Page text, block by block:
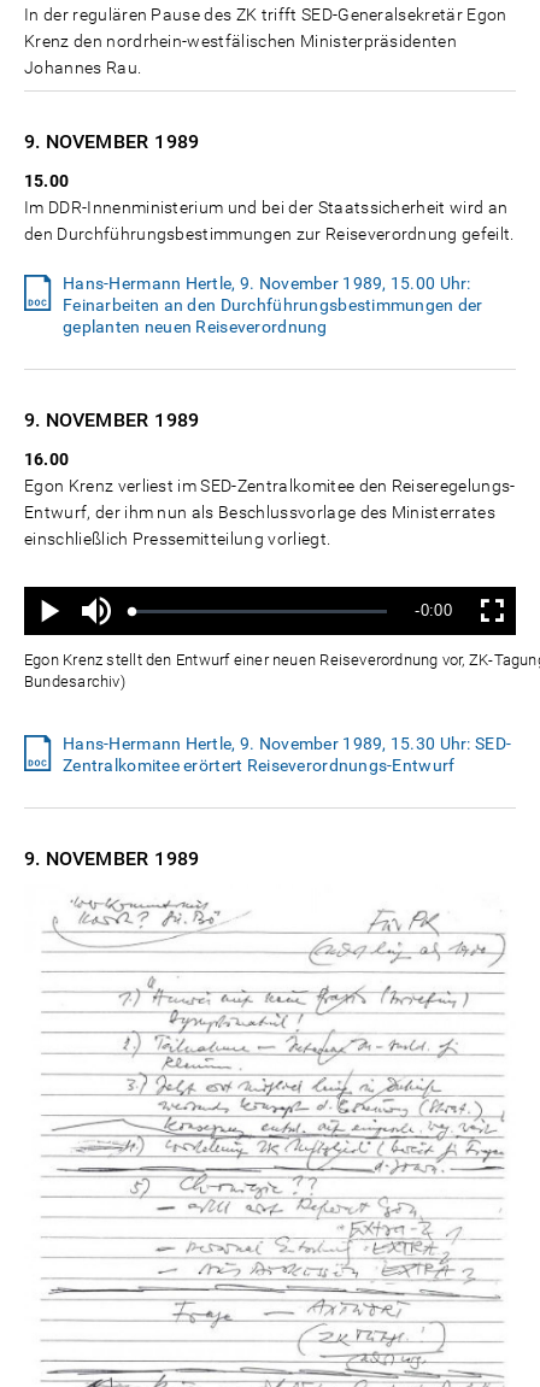
In der regulären Pause des ZK trifft SED-Generalsekretär Egon
Krenz den nordrhein-westfälischen Ministerpräsidenten
Johannes Rau.
9. NOVEMBER 1989
15.00
Im DDR-Innenministerium und bei der Staatssicherheit wird an
den Durchführungsbestimmungen zur Reiseverordnung gefeilt.
Hans-Hermann Hertle, 9. November 1989, 15.00 Uhr:
Feinarbeiten an den Durchführungsbestimmungen der
geplanten neuen Reiseverordnung
9. NOVEMBER 1989
16.00
Egon Krenz verliest im SED-Zentralkomitee den Reiseregelungs-
Entwurf, der ihm nun als Beschlussvorlage des Ministerrates
einschließlich Pressemitteilung vorliegt.
Wiedergabe
Ton
aus
Geladen:
Status:
Verbleibende
Zeit
-0:00 Vollbild
Egon Krenz stellt den Entwurf einer neuen Reiseverordnung vor, ZK-
Bundesarchiv)
Hans-Hermann Hertle, 9. November 1989, 15.30 Uhr: SED-
Zentralkomitee erörtert Reiseverordnungs-Entwurf
9. NOVEMBER 1989